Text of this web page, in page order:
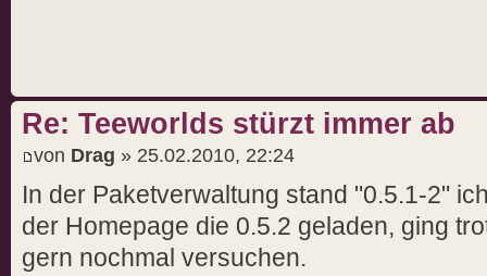
Re: Teeworlds stürzt immer ab
von Drag » 25.02.2010, 22:24
In der Paketverwaltung stand "0.5.1-2"
der Homepage die 0.5.2 geladen, ging
gern nochmal versuchen.